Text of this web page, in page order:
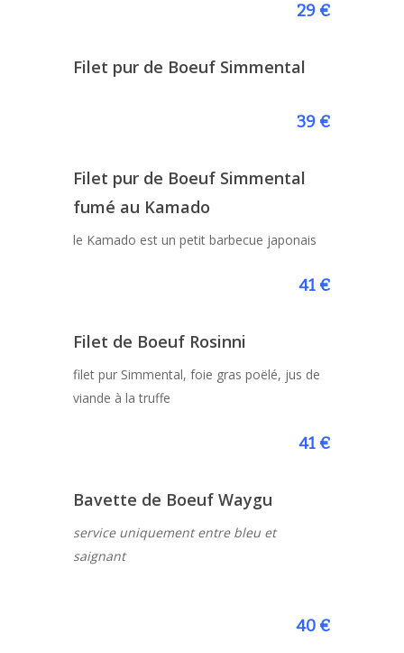
29 €
Filet pur de Boeuf Simmental
39 €
Filet pur de Boeuf Simmental
fumé au Kamado
le Kamado est un petit barbecue japonais
41 €
Filet de Boeuf Rosinni
filet pur Simmental, foie gras poëlé, jus de
viande à la truffe
41 €
Bavette de Boeuf Waygu
service uniquement entre bleu et
saignant
40 €